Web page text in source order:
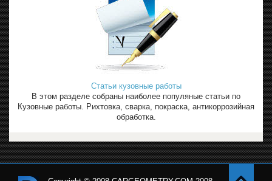
Статьи кузовные работы
В этом разделе собраны наиболее популяные статьи по
Кузовные работы. Рихтовка, сварка, покраска, антикоррозийная
обработка.